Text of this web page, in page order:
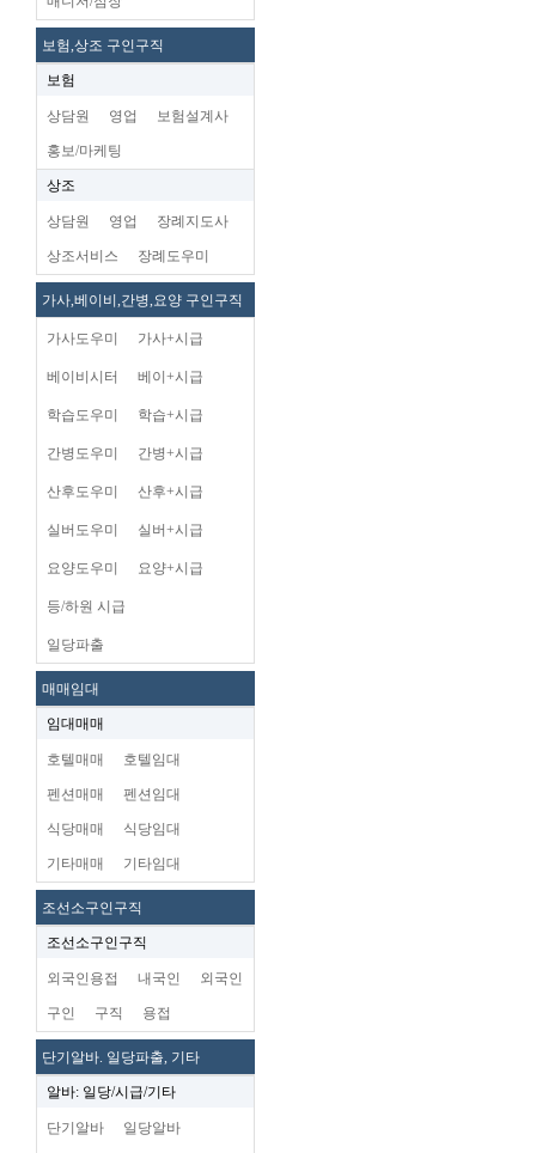
보험,상조 구인구직
보험
상담원 영업 보험설계사
홍보/마케팅
상조
상담원 영업 장례지도사
상조서비스 장례도우미
가사,베이비,간병,요양 구인구직
가사도우미 가사+시급
베이비시터 베이+시급
학습도우미 학습+시급
간병도우미 간병+시급
산후도우미 산후+시급
실버도우미 실버+시급
요양도우미 요양+시급
등/하원 시급
일당파출
매매임대
임대매매
호텔매매 호텔임대
펜션매매 펜션임대
식당매매 식당임대
기타매매 기타임대
조선소구인구직
조선소구인구직
외국인용접 내국인 외국인
구인 구직 용접
단기알바. 일당파출, 기타
알바: 일당/시급/기타
단기알바 일당알바